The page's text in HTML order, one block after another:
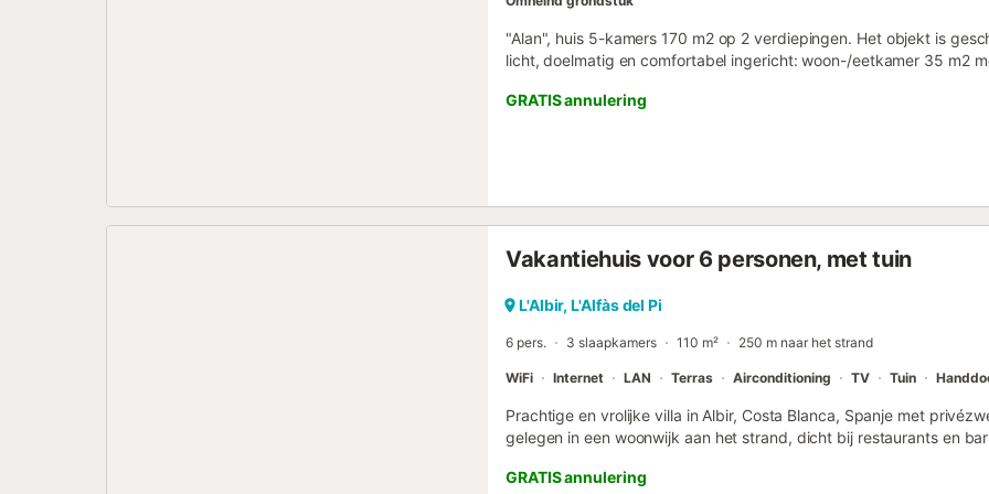
"Alan", huis 5-kamers 170 m2 op 2 verdiepingen. Het objekt is
licht, doelmatig en comfortabel ingericht: woon-/eetkamer 35 m2
m2 met 1 bed (135 cm, lengte 190 cm), gasverwarming, air-
heteluchtverwarming. 1 kamer 8 m2 met 2 2-pers bedden (90
WC, air-conditioning en heteluchtverwarming. Groot terras 300 m2,
strijkijzer, haardroger. Internet (WiFi, gratis). Parkeerplaats bij het
GRATIS annulering
Vakantiehuis voor 6 personen, met tuin
L'Albir, L'Alfàs del Pi
6 pers. 3 slaapkamers 110 m² 250 m naar het strand
WiFi Internet LAN Terras Airconditioning TV Tuin
Prachtige en vrolijke villa in Albir, Costa Blanca, Spanje met
gelegen in een woonwijk aan het strand, dicht bij restaurants en
verdeeld over 2 verdiepingen. De accommodatie biedt privacy, een
GRATIS annulering